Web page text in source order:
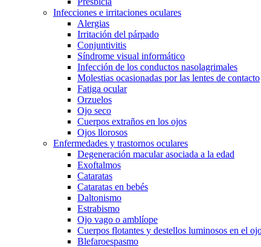
Infecciones e irritaciones oculares
Alergias
Irritación del párpado
Conjuntivitis
Síndrome visual informático
Infección de los conductos nasolagrimales
Molestias ocasionadas por las lentes de contacto
Fatiga ocular
Orzuelos
Ojo seco
Cuerpos extraños en los ojos
Ojos llorosos
Enfermedades y trastornos oculares
Degeneración macular asociada a la edad
Exoftalmos
Cataratas
Cataratas en bebés
Daltonismo
Estrabismo
Ojo vago o amblíope
Cuerpos flotantes y destellos luminosos en el
Blefaroespasmo